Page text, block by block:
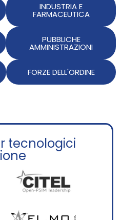
INDUSTRIA E
FARMACEUTICA
PUBBLICHE
AMMINISTRAZIONI
FORZE DELL'ORDINE
tecnologici